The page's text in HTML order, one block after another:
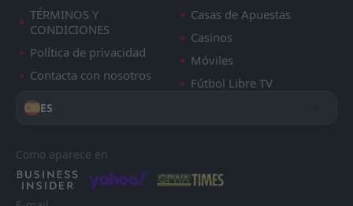
TÉRMINOS Y
CONDICIONES
Política de privacidad
Contacta con nosotros
Casas de Apuestas
Casinos
Móviles
Fútbol Libre TV
ES
Como aparece en